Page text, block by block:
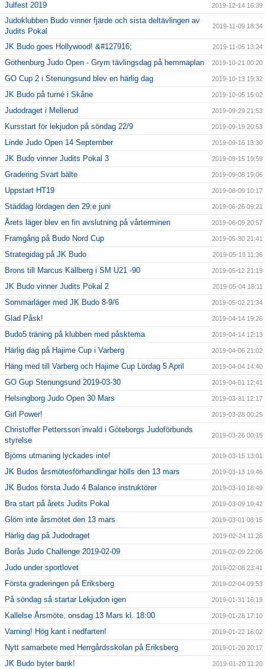
Julfest 2019 2019-12-14 16:39
Judoklubben Budo vinner fjärde och sista deltävlingen av
Judits Pokal
2019-11-09 18:34
JK Budo goes Hollywood! &#127916; 2019-11-05 13:24
Gothenburg Judo Open - Grym tävlingsdag på hemmaplan 2019-10-21 00:20
GO Cup 2 i Stenungsund blev en härlig dag 2019-10-13 19:32
JK Budo på turné i Skåne 2019-10-05 15:02
Judodraget i Mellerud 2019-09-29 21:53
Kursstart för lekjudon på söndag 22/9 2019-09-19 20:53
Linde Judo Open 14 September 2019-09-16 13:30
JK Budo vinner Judits Pokal 3 2019-09-15 19:59
Gradering Svart bälte 2019-09-08 19:06
Uppstart HT19 2019-08-09 10:17
Städdag lördagen den 29:e juni 2019-06-26 09:21
Årets läger blev en fin avslutning på vårterminen 2019-06-09 20:57
Framgång på Budo Nord Cup 2019-05-30 21:41
Strategidag på JK Budo 2019-05-19 11:36
Brons till Marcus Källberg i SM U21 -90 2019-05-12 21:19
JK Budo vinner Judits Pokal 2 2019-05-04 18:11
Sommarläger med JK Budo 8-9/6 2019-05-02 21:34
Glad Påsk! 2019-04-14 19:26
Budo5 träning på klubben med påsktema 2019-04-14 12:13
Härlig dag på Hajime Cup i Varberg 2019-04-06 21:02
Häng med till Varberg och Hajime Cup Lördag 5 April 2019-04-04 14:40
GO Gup Stenungsund 2019-03-30 2019-04-01 12:41
Helsingborg Judo Open 30 Mars 2019-03-31 12:17
Girl Power! 2019-03-28 00:25
Christoffer Pettersson invald i Göteborgs Judoförbunds
styrelse
2019-03-26 00:15
Björns utmaning lyckades inte! 2019-03-15 13:01
JK Budos årsmötesförhandlingar hölls den 13 mars 2019-03-13 19:46
JK Budos första Judo 4 Balance instruktörer 2019-03-10 18:49
Bra start på årets Judits Pokal 2019-03-09 19:42
Glöm inte årsmötet den 13 mars 2019-03-01 08:15
Härlig dag på Judodraget 2019-02-24 11:26
Borås Judo Challenge 2019-02-09 2019-02-09 22:06
Judo under sportlovet 2019-02-08 23:41
Första graderingen på Eriksberg 2019-02-04 09:53
På söndag så startar Lekjudon igen 2019-01-31 16:19
Kallelse Årsmöte, onsdag 13 Mars kl. 18:00 2019-01-28 17:10
Varning! Hög kant i nedfarten! 2019-01-22 16:02
Nytt samarbete med Herrgårdsskolan på Eriksberg 2019-01-20 20:17
JK Budo byter bank! 2019-01-20 11:20